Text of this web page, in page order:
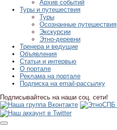
Архив событий
Туры и путешествия
Туры
Осознанные путешествия
Экскурсии
Этно-деревни
Тренера и ведущие
Объявления
Статьи и интервью
О портале
Реклама на портале
Подписка на email-рассылку
Подписывайтесь на наши соц. сети!